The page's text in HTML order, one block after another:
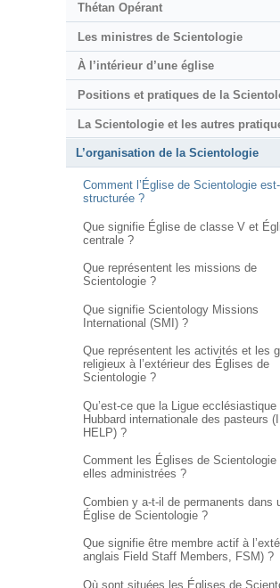
Thétan Opérant
Les ministres de Scientologie
À l’intérieur d’une église
Positions et pratiques de la
La Scientologie et les autres
L’organisation de la Scientologie
Comment l’Église de Scientologie
structurée ?
Que signifie Église de classe V et
centrale ?
Que représentent les missions de
Scientologie ?
Que signifie Scientology Missions
International (SMI) ?
Que représentent les activités et les
religieux à l’extérieur des Églises de
Scientologie ?
Qu’est-ce que la Ligue ecclésiastique
Hubbard internationale des pasteurs (I
HELP) ?
Comment les Églises de Scientologie
elles administrées ?
Combien y a-t-il de permanents dans
Église de Scientologie ?
Que signifie être membre actif à
anglais Field Staff Members, FSM) ?
Où sont situées les Églises de